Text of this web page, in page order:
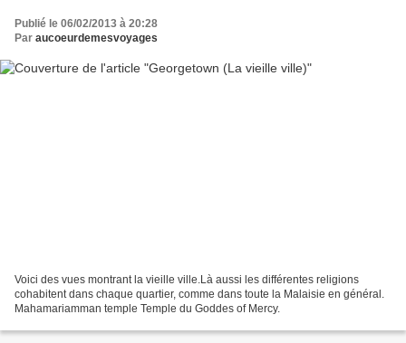
Publié le 06/02/2013 à 20:28
Par aucoeurdemesvoyages
Voici des vues montrant la vieille ville.Là aussi les différentes religions
cohabitent dans chaque quartier, comme dans toute la Malaisie en général.
Mahamariamman temple Temple du Goddes of Mercy.